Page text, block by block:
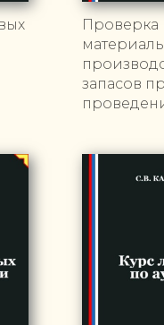
Проверка
запасов